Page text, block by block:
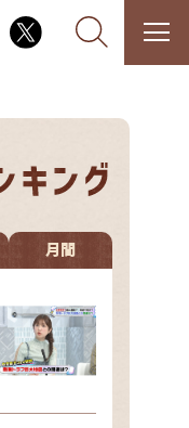
TV
・・・
ラエティ！
て真剣です
プ
月間